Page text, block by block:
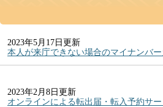
2023年5月17日更新
本人が来庁できない場合のマイナンバ
2023年2月8日更新
オンラインによる転出届・転入予約サー